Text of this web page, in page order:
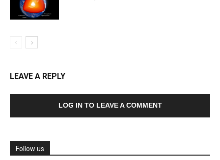
LEAVE A REPLY
LOG IN TO LEAVE A COMMENT
Follow us